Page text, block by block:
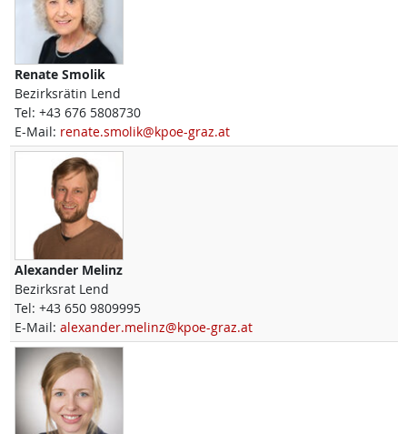
Renate Smolik
Bezirksrätin Lend
Tel: +43 676 5808730
E-Mail: renate.smolik@kpoe-graz.at
Alexander Melinz
Bezirksrat Lend
Tel: +43 650 9809995
E-Mail: alexander.melinz@kpoe-graz.at